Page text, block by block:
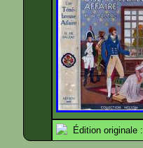
Édition originale :